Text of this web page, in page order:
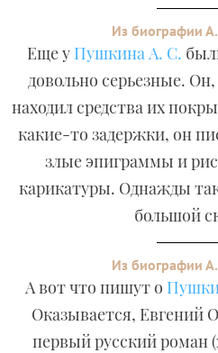
Из биографии
Еще у Пушкина А. С.
довольно серьезные.
находил средства их
какие-то задержки, он
злые эпиграммы и
карикатуры. Однажды
большой
Из биографии
А вот что пишут о
Оказывается, Евгений
первый русский роман